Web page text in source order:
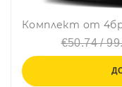
€50.74 /